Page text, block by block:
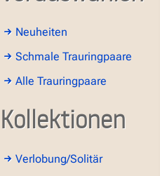
Neuheiten
Schmale Trauringpaare
Alle Trauringpaare
Kollektionen
Verlobung/Solitär